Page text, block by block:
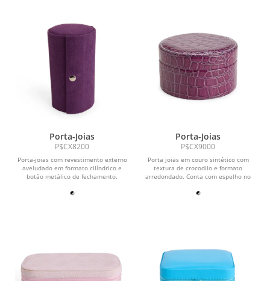
Porta-Joias
P$CX8200
Porta-joias com revestimento externo
aveludado em formato cilíndrico e
botão metálico de fechamento.
Porta-Joias
P$CX9000
Porta joias em couro sintético com
textura de crocodilo e formato
arredondado. Conta com espelho no